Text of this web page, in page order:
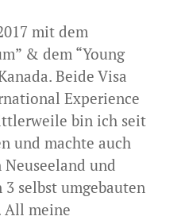
mit dem
& dem “Young
Beide Visa
Experience
bin ich seit
und machte auch
und
selbst umgebauten
All meine